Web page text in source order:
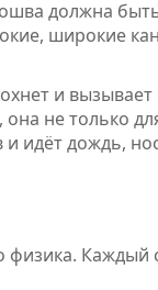
должна
широкие
и
не только
идёт дождь,
физика. Каждый